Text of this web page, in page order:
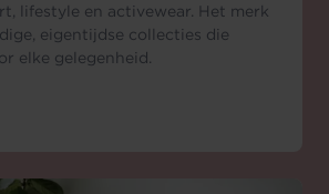
lifestyle en activewear. Het merk
eigentijdse collecties die
elke gelegenheid.